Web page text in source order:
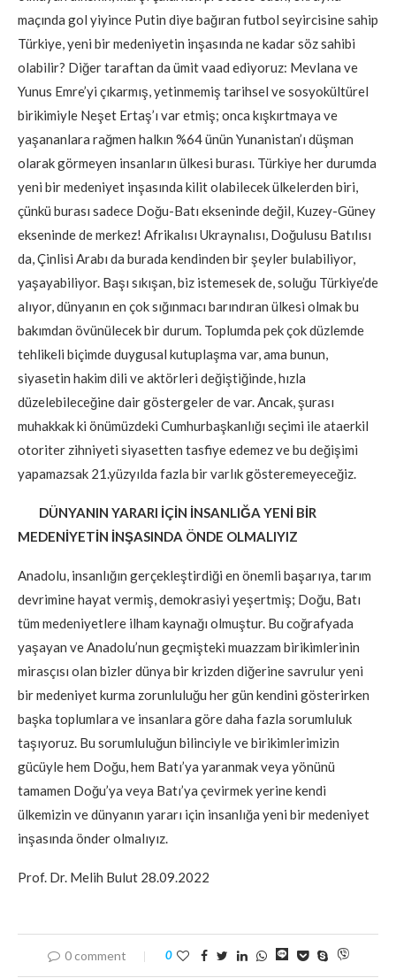
maçında gol yiyince Putin diye bağıran futbol seyircisine sahip
Türkiye, yeni bir medeniyetin inşasında ne kadar söz sahibi
olabilir? Diğer taraftan da ümit vaad ediyoruz: Mevlana ve
Yunus Emre’yi çıkarmış, yetinmemiş tarihsel ve sosyokültürel
birikimiyle Neşet Ertaş’ı var etmiş; onca kışkırtmaya ve
yaşananlara rağmen halkın %64 ünün Yunanistan’ı düşman
olarak görmeyen insanların ülkesi burası. Türkiye her durumda
yeni bir medeniyet inşasında kilit olabilecek ülkelerden biri,
çünkü burası sadece Doğu-Batı ekseninde değil, Kuzey-Güney
ekseninde de merkez! Afrikalısı Ukraynalısı, Doğulusu Batılısı
da, Çinlisi Arabı da burada kendinden bir şeyler bulabiliyor,
yaşayabiliyor. Başı sıkışan, biz istemesek de, soluğu Türkiye’de
alıyor, dünyanın en çok sığınmacı barındıran ülkesi olmak bu
bakımdan övünülecek bir durum. Toplumda pek çok düzlemde
tehlikeli biçimde duygusal kutuplaşma var, ama bunun,
siyasetin hakim dili ve aktörleri değiştiğinde, hızla
düzelebileceğine dair göstergeler de var. Ancak, şurası
muhakkak ki önümüzdeki Cumhurbaşkanlığı seçimi ile ataerkil
otoriter zihniyeti siyasetten tasfiye edemez ve bu değişimi
yapamazsak 21.yüzyılda fazla bir varlık gösteremeyeceğiz.
DÜNYANIN YARARI İÇİN İNSANLIĞA YENİ BİR
MEDENİYETİN İNŞASINDA ÖNDE OLMALIYIZ
Anadolu, insanlığın gerçekleştirdiği en önemli başarıya, tarım
devrimine hayat vermiş, demokrasiyi yeşertmiş; Doğu, Batı
tüm medeniyetlere ilham kaynağı olmuştur. Bu coğrafyada
yaşayan ve Anadolu’nun geçmişteki muazzam birikimlerinin
mirasçısı olan bizler dünya bir krizden diğerine savrulur yeni
bir medeniyet kurma zorunluluğu her gün kendini gösterirken
başka toplumlara ve insanlara göre daha fazla sorumluluk
taşıyoruz. Bu sorumluluğun bilinciyle ve birikimlerimizin
gücüyle hem Doğu, hem Batı’ya yaranmak veya yönünü
tamamen Doğu’ya veya Batı’ya çevirmek yerine kendi
ülkemizin ve dünyanın yararı için insanlığa yeni bir medeniyet
inşasında önder olmalıyız.
Prof. Dr. Melih Bulut 28.09.2022
0 comment 0